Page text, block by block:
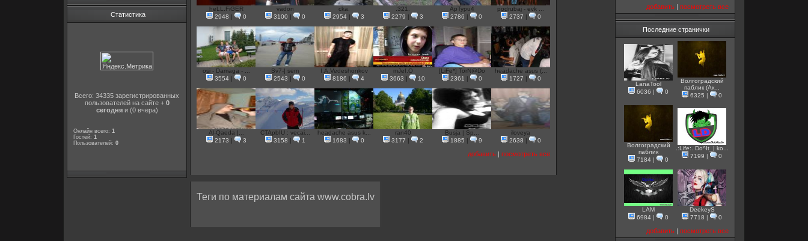
Статистика
Всего: 34335 зарегистрированных
пользователей на сайте + 0
сегодняи (0 вчера)
Онлайн всего: 1
Гостей: 1
Пользователей: 0
heLL.FiGER
2948
0
vadon
3100
0
cka.
2954| 3
.321.
2279
3
ApTypu4
2786
0
podrubaj - evk ...
2737
0
osi - Damaga - ...
3554| 0
Sv7-| sem
2543
0
I.A.Vedeshonkov
8186
4
mJef.O
3663
10
[LiFe*] TorN@Do
2361
0
headache asus (...
1727
0
Al-Qaeda |...
2173
3
CTApbIU : vecai...
3158
1
headache asus k...
1683
0
ran40
3177
2
Busja | Sp...
1885
9
iloveya
2638
0
добавить посмотреть все
Теги по материалам сайта www.cobra.lv
добавить посмотреть все
Последние странички
LanaTool
6036
0
Волгоградский
паблик (Ак...
6325
0
Волгоградский
паблик
7184
0
.:Life:. Do^It_| ko...
7199
0
LAM
6984
0
DeekeyS
7718
0
добавить посмотреть все